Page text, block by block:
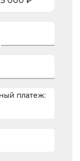
платеж: